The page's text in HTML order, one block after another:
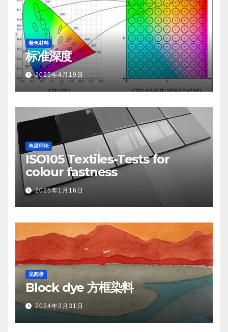
着色材料
标准深度
2025年4月19日
色度理论
ISO105 Textiles-Tests for
colour fastness
2025年1月16日
见闻录
Block dye 方框染料
2024年3月31日